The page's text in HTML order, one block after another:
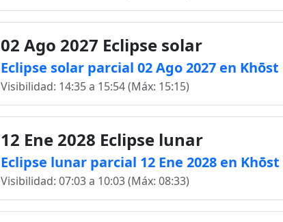
02 Ago 2027 Eclipse solar
Eclipse solar parcial 02 Ago 2027 en Khōst
Visibilidad: 14:35 a 15:54 (Máx: 15:15)
12 Ene 2028 Eclipse lunar
Eclipse lunar parcial 12 Ene 2028 en Khōst
Visibilidad: 07:03 a 10:03 (Máx: 08:33)